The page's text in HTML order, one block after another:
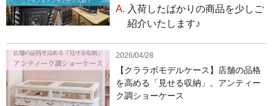
A. 入荷したばかりの商品を少しご
紹介いたします♪
2026/04/28
【クララボモデルケース】店舗の品格
を高める「見せる収納」。アンティー
ク調ショーケース